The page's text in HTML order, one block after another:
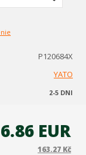
P120684X
YATO
2-5 DNI
6.86 EUR
163.27 Kč